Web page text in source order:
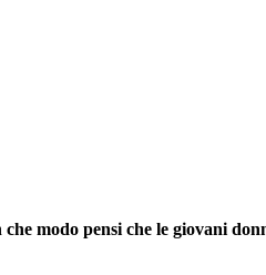
modo pensi che le giovani